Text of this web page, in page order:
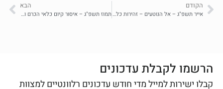
הקודם
אייר תשפ"ג – אל הנוטעים – זהירות כלאי אילן
הבא
תמוז תשפ"ג – איסור קיום כלאי הכרם וחובת עקירתם
הרשמו לקבלת עדכונים
קבלו ישירות למייל מדי חודש עדכונים רלוונטיים למצוות